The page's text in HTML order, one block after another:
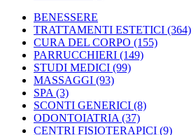
BENESSERE
TRATTAMENTI ESTETICI (364)
CURA DEL CORPO (155)
PARRUCCHIERI (149)
STUDI MEDICI (99)
MASSAGGI (93)
SPA (3)
SCONTI GENERICI (8)
ODONTOIATRIA (37)
CENTRI FISIOTERAPICI (9)